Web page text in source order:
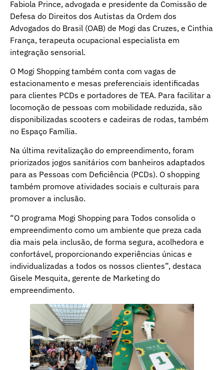
Fabiola Prince, advogada e presidente da Comissão de
Defesa do Direitos dos Autistas da Ordem dos
Advogados do Brasil (OAB) de Mogi das Cruzes, e Cinthia
França, terapeuta ocupacional especialista em
integração sensorial.
O Mogi Shopping também conta com vagas de
estacionamento e mesas preferenciais identificadas
para clientes PCDs e portadores de TEA. Para facilitar a
locomoção de pessoas com mobilidade reduzida, são
disponibilizadas scooters e cadeiras de rodas, também
no Espaço Família.
Na última revitalização do empreendimento, foram
priorizados jogos sanitários com banheiros adaptados
para as Pessoas com Deficiência (PCDs). O shopping
também promove atividades sociais e culturais para
promover a inclusão.
“O programa Mogi Shopping para Todos consolida o
empreendimento como um ambiente que preza cada
dia mais pela inclusão, de forma segura, acolhedora e
confortável, proporcionando experiências únicas e
individualizadas a todos os nossos clientes”, destaca
Gisele Mesquita, gerente de Marketing do
empreendimento.